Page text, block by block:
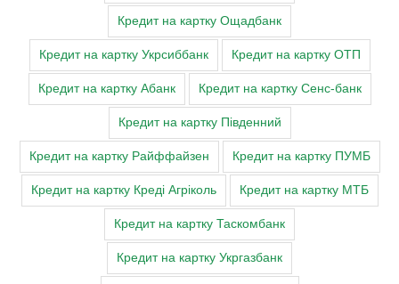
Кредит на картку Ощадбанк
Кредит на картку Укрсиббанк Кредит на картку ОТП
Кредит на картку Абанк Кредит на картку Сенс-банк
Кредит на картку Південний
Кредит на картку Райффайзен Кредит на картку ПУМБ
Кредит на картку Креді Агріколь Кредит на картку МТБ
Кредит на картку Таскомбанк
Кредит на картку Укргазбанк